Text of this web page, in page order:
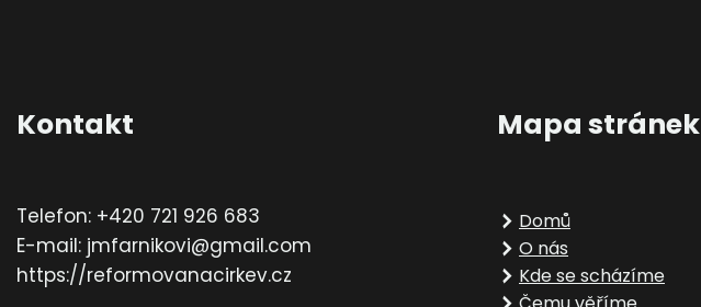
Kontakt
Telefon: +420 721 926 683
E-mail: jmfarnikovi@gmail.com
https://reformovanacirkev.cz
Mapa stránek
Domů
O nás
Kde se scházíme